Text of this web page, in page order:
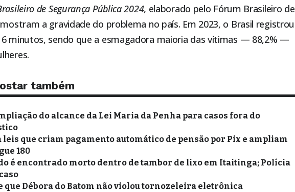
de Segurança Pública 2024, elaborado pelo Fórum Brasileiro de
a gravidade do problema no país. Em 2023, o Brasil registrou
minutos, sendo que a esmagadora maioria das vítimas — 88,2% —
também
do alcance da Lei Maria da Penha para casos fora do
leis que criam pagamento automático de pensão por Pix e ampliam
180
é encontrado morto dentro de tambor de lixo em Itaitinga; Polícia
que Débora do Batom não violou tornozeleira eletrônica